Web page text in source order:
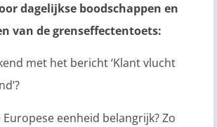
dagelijkse boodschappen en
van de grenseffectentoets:
met het bericht ‘Klant vlucht
eenheid belangrijk? Zo